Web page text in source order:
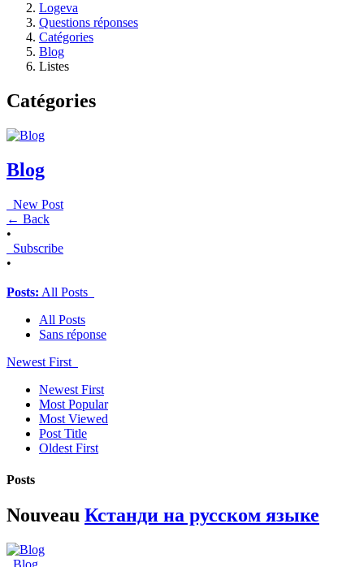
Logeva
Questions réponses
Catégories
Blog
Listes
Catégories
Blog
New Post
← Back
•
Subscribe
•
Posts: All Posts
All Posts
Sans réponse
Newest First
Newest First
Most Popular
Most Viewed
Post Title
Oldest First
Posts
Nouveau Кстанди на русском языке
Blog